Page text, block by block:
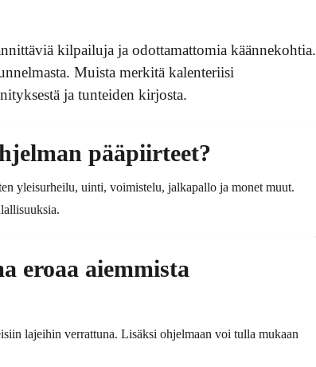
kilpailuja ja odottamattomia käännekohtia.
Muista merkitä kalenteriisi
ja tunteiden kirjosta.
pääpiirteet?
yleisurheilu, uinti, voimistelu, jalkapallo ja monet muut.
eroaa aiemmista
lajeihin verrattuna. Lisäksi ohjelmaan voi tulla mukaan